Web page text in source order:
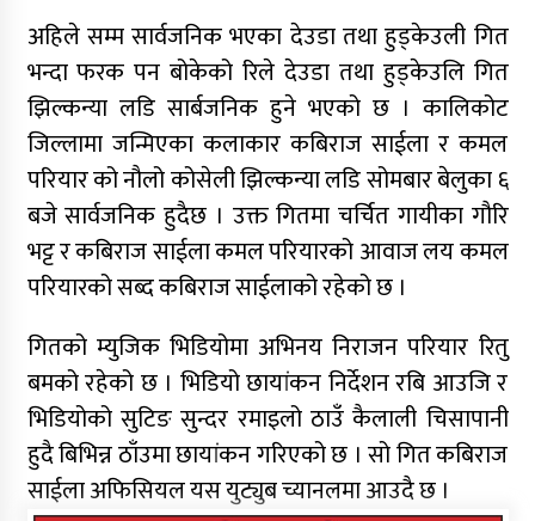
कर्णाली निर्माण व्यवसायी महासंघ अध्यक्षको दौडमा
न्यौपाने अनुभव र नेतृत्वको बलियो दाबी
कर्णालीमा मन्त्रालय भागबण्डामै अड्कियो शाही
सरकार
अहिले सम्म सार्वजनिक भएका देउडा तथा हुड्केउली गित
भन्दा फरक पन बोकेको रिले देउडा तथा हुड्केउलि गित
झिल्कन्या लडि सार्बजनिक हुने भएको छ । कालिकोट
जिल्लामा जन्मिएका कलाकार कबिराज साईला र कमल
परियार को नौलो कोसेली झिल्कन्या लडि सोमबार बेलुका ६
बजे सार्वजनिक हुदैछ । उक्त गितमा चर्चित गायीका गौरि
भट्ट र कबिराज साईला कमल परियारको आवाज लय कमल
परियारको सब्द कबिराज साईलाको रहेको छ ।
गितको म्युजिक भिडियोमा अभिनय निराजन परियार रितु
बमको रहेको छ । भिडियो छायांकन निर्देशन रबि आउजि र
भिडियोको सुटिङ सुन्दर रमाइलो ठाउँ कैलाली चिसापानी
हुदै बिभिन्न ठाँउमा छायांकन गरिएको छ । सो गित कबिराज
साईला अफिसियल यस युट्युब च्यानलमा आउदै छ ।